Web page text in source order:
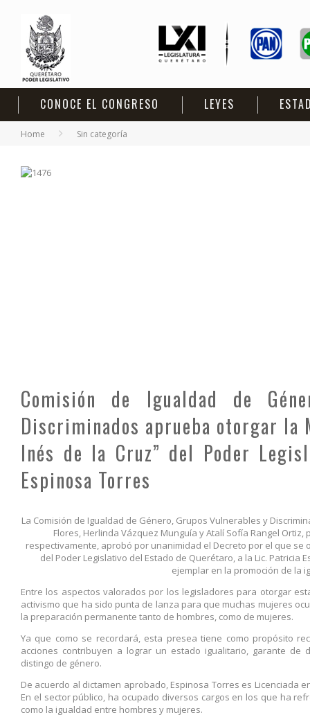
CONOCE EL CONGRESO LEYES
Home Sin categoría
Comisión de Igualdad de
Discriminados aprueba otorgar la
Inés de la Cruz” del Poder
Espinosa Torres
La Comisión de Igualdad de Género, Grupos Vulnerables y
Flores, Herlinda Vázquez Munguía y Atalí Sofía Rangel
respectivamente, aprobó por unanimidad el Decreto por el que se
del Poder Legislativo del Estado de Querétaro, a la Lic. Patricia
ejemplar en la promoción de la
Entre los aspectos valorados por los legisladores para otorgar
activismo que ha sido punta de lanza para que muchas mujeres
la preparación permanente tanto de hombres, como de mujeres.
Ya que como se recordará, esta presea tiene como propósito
acciones contribuyen a lograr un estado igualitario, garante
distingo de género.
De acuerdo al dictamen aprobado, Espinosa Torres es Licenciada
En el sector público, ha ocupado diversos cargos en los que ha
como la igualdad entre hombres y mujeres.